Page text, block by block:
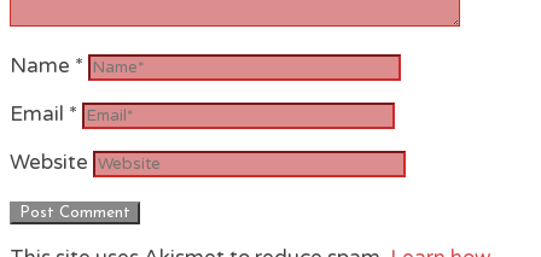
Name *
Email *
Website